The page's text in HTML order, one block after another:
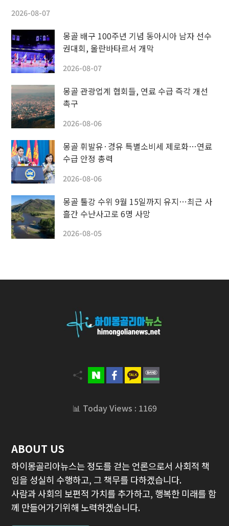
2026-08-07
몽골 배구 100주년 기념 동아시아 남자 선수
권대회, 울란바타르서 개막
2026-08-07
몽골 관광업계 협회들, 연료 수급 즉각 개선
촉구
2026-08-06
몽골 휘발유·경유 특별소비세 제로화…연료
수급 안정 총력
2026-08-06
몽골 툴강 수위 9월 15일까지 유지…최근 사
흘간 수난사고로 6명 사망
2026-08-05
📊 Today Views : 1169
ABOUT US
하이몽골리아뉴스는 정도를 걷는 언론으로서 사회적 책
임을 성실히 수행하고, 그 책무를 다하겠습니다.
사람과 사회의 보편적 가치를 추가하고, 행복한 미래를 함
께 만들어가기위해 노력하겠습니다.